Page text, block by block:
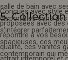
Conçues avec style
proposées avec
répondre à vos
qualité, ces vanités
5.
salle de bain avec
disponibles dans
s'intégrer
spacieuses, ces
contemporain qui